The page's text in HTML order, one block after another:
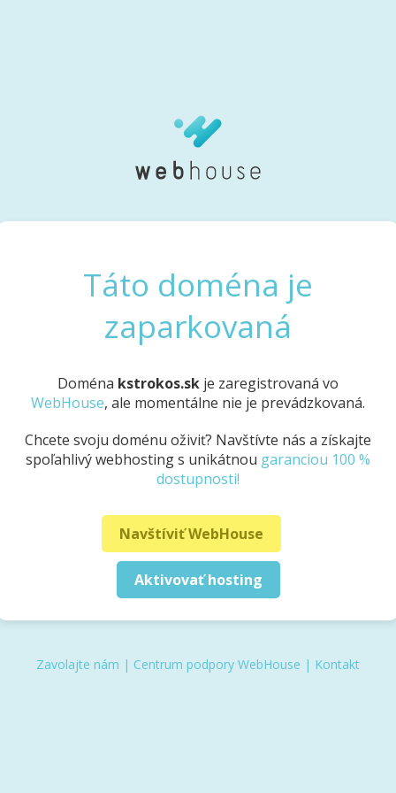
Táto doména je
zaparkovaná
Doména kstrokos.sk je zaregistrovaná vo
WebHouse, ale momentálne nie je prevádzkovaná.
Chcete svoju doménu oživiť? Navštívte nás a získajte
spoľahlivý webhosting s unikátnou garanciou 100 %
dostupnosti!
Navštíviť WebHouse
Aktivovať hosting
Zavolajte nám | Centrum podpory WebHouse | Kontakt